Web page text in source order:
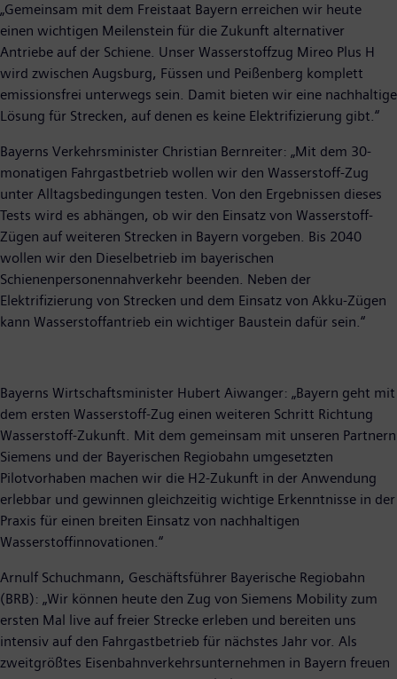
„Gemeinsam mit dem Freistaat Bayern erreichen wir heute
einen wichtigen Meilenstein für die Zukunft alternativer
Antriebe auf der Schiene. Unser Wasserstoffzug Mireo Plus H
wird zwischen Augsburg, Füssen und Peißenberg komplett
emissionsfrei unterwegs sein. Damit bieten wir eine nachhaltige
Lösung für Strecken, auf denen es keine Elektrifizierung gibt.“
Bayerns Verkehrsminister Christian Bernreiter: „Mit dem 30-
monatigen Fahrgastbetrieb wollen wir den Wasserstoff-Zug
unter Alltagsbedingungen testen. Von den Ergebnissen dieses
Tests wird es abhängen, ob wir den Einsatz von Wasserstoff-
Zügen auf weiteren Strecken in Bayern vorgeben. Bis 2040
wollen wir den Dieselbetrieb im bayerischen
Schienenpersonennahverkehr beenden. Neben der
Elektrifizierung von Strecken und dem Einsatz von Akku-Zügen
kann Wasserstoffantrieb ein wichtiger Baustein dafür sein.“
Bayerns Wirtschaftsminister Hubert Aiwanger: „Bayern geht mit
dem ersten Wasserstoff-Zug einen weiteren Schritt Richtung
Wasserstoff-Zukunft. Mit dem gemeinsam mit unseren Partnern
Siemens und der Bayerischen Regiobahn umgesetzten
Pilotvorhaben machen wir die H2-Zukunft in der Anwendung
erlebbar und gewinnen gleichzeitig wichtige Erkenntnisse in der
Praxis für einen breiten Einsatz von nachhaltigen
Wasserstoffinnovationen.“
Arnulf Schuchmann, Geschäftsführer Bayerische Regiobahn
(BRB): „Wir können heute den Zug von Siemens Mobility zum
ersten Mal live auf freier Strecke erleben und bereiten uns
intensiv auf den Fahrgastbetrieb für nächstes Jahr vor. Als
zweitgrößtes Eisenbahnverkehrsunternehmen in Bayern freuen